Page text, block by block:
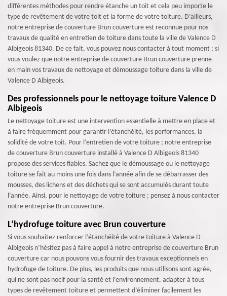
différentes méthodes pour rendre étanche un toit et cela peu importe le
type de revêtement de votre toit et la forme de votre toiture. D’ailleurs,
notre entreprise de couverture Brun couverture est reconnue pour nos
travaux de qualité en entretien de toiture dans toute la ville de Valence D
Albigeois 81340. De ce fait, vous pouvez nous contacter à tout moment ; si
vous voulez que notre entreprise de couverture Brun couverture prenne
en main vos travaux de nettoyage et démoussage toiture dans la ville de
Valence D Albigeois.
Des professionnels pour le nettoyage toiture Valence D
Albigeois
Le nettoyage toiture est une intervention essentielle à mettre en place et
à faire fréquemment pour garantir l’étanchéité, les performances, la
solidité de votre toit. Pour l’entretien de votre toiture ; notre entreprise
de couverture Brun couverture installé à Valence D Albigeois 81340
propose des services fiables. Sachez que le démoussage ou le nettoyage
toiture se fait au moins une fois dans l’année afin de se débarrasser des
mousses, des lichens et des déchets qui se sont accumulés durant toute
l’année. Ainsi, pour le nettoyage de votre toiture ; pensez à nous contacter
notre entreprise Brun couverture.
L’hydrofuge toiture avec Brun couverture
Si vous souhaitez renforcer l’étanchéité de votre toiture à Valence D
Albigeois n’hésitez pas à faire appel à notre entreprise de couverture Brun
couverture car nous pouvons vous fournir des travaux exceptionnels en
hydrofuge de toiture. De plus, les produits que nous utilisons sont agrée,
qui ne sont pas nocif pour la santé et l’environnement, adapter à tous
types de revêtement toiture et permettent d’éliminer facilement les